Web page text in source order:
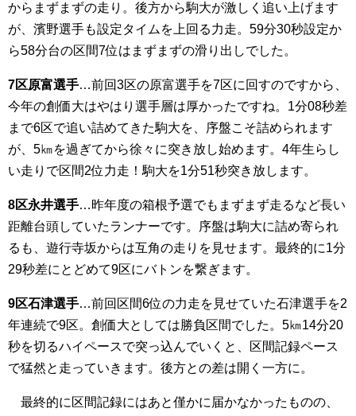
からまずまずの走り。後方から駒大が激しく追い上げます
が、濱野選手も設定タイムを上回る力走。59分30秒設定か
ら58分台の区間7位はまずまずの滑り出しでした。
7区原富選手…前回3区の原富選手を7区に回すのですから、
今年の創価大はやはり選手層は厚かったですね。1分08秒差
まで6区で追い詰めてきた駒大を、序盤こそ詰められます
が、5㎞を過ぎてから徐々に突き放し始めます。4年生らし
い走りで区間2位力走！駒大を1分51秒突き放します。
8区永井選手…昨年度の箱根予選でもまずまず走るなど長い
距離台頭していたランナーです。序盤は駒大に詰め寄られ
るも、遊行寺坂からは互角の走りを見せます。最終的に1分
29秒差にとどめて9区にバトンを繋ぎます。
9区石津選手…前回区間6位の力走を見せていた石津選手を2
年連続で9区。創価大としては勝負区間でした。5㎞14分20
秒を切るハイペースで突っ込んでいくと、区間記録ペース
で猛然と走っていきます。後方との差は開く一方に。
最終的に区間記録にはあと僅かに届かなかったものの、